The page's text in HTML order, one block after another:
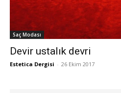
Saç Modası
Devir ustalık devri
Estetica Dergisi - 26 Ekim 2017